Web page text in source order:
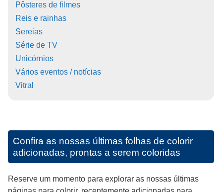
Pôsteres de filmes
Reis e rainhas
Sereias
Série de TV
Unicórnios
Vários eventos / notícias
Vitral
Confira as nossas últimas folhas de colorir
adicionadas, prontas a serem coloridas
Reserve um momento para explorar as nossas últimas